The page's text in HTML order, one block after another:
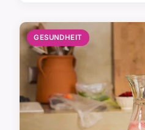
GESUNDHEIT